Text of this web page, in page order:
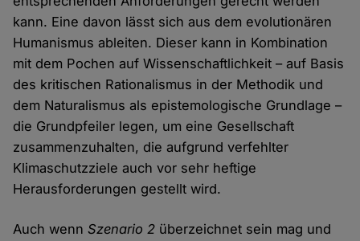
kann. Eine davon lässt sich aus dem evolutionären
Humanismus ableiten. Dieser kann in Kombination
mit dem Pochen auf Wissenschaftlichkeit – auf Basis
des kritischen Rationalismus in der Methodik und
dem Naturalismus als epistemologische Grundlage –
die Grundpfeiler legen, um eine Gesellschaft
zusammenzuhalten, die aufgrund verfehlter
Klimaschutzziele auch vor sehr heftige
Herausforderungen gestellt wird.
Auch wennSzenario 2 überzeichnet sein mag und